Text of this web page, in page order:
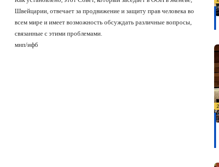
Швейцарии, отвечает за продвижение и защиту прав человека во
всем мире и имеет возможность обсуждать различные вопросы,
связанные с этими проблемами.
мнп/ифб